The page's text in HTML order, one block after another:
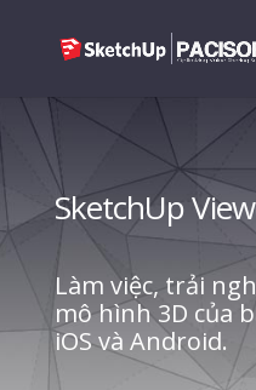
SketchUp
Làm việc, trải
mô hình 3D của
iOS và Android.